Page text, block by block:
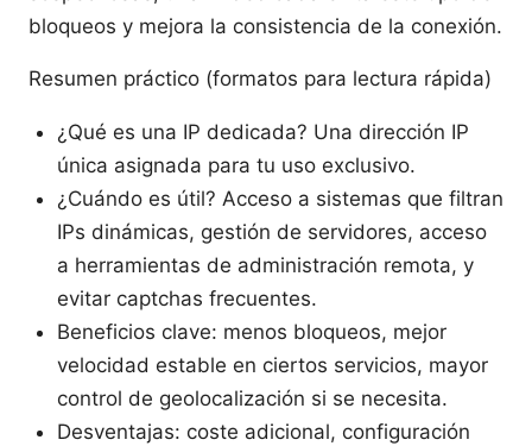
bloqueos y mejora la consistencia de la conexión.
Resumen práctico (formatos para lectura rápida)
¿Qué es una IP dedicada? Una dirección IP
única asignada para tu uso exclusivo.
¿Cuándo es útil? Acceso a sistemas que filtran
IPs dinámicas, gestión de servidores, acceso
a herramientas de administración remota, y
evitar captchas frecuentes.
Beneficios clave: menos bloqueos, mejor
velocidad estable en ciertos servicios, mayor
control de geolocalización si se necesita.
Desventajas: coste adicional, configuración